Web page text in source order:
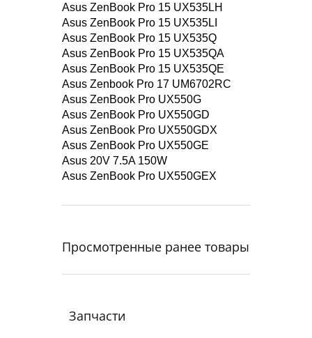
Asus ZenBook Pro 15 UX535LH
Asus ZenBook Pro 15 UX535LI
Asus ZenBook Pro 15 UX535Q
Asus ZenBook Pro 15 UX535QA
Asus ZenBook Pro 15 UX535QE
Asus Zenbook Pro 17 UM6702RC
Asus ZenBook Pro UX550G
Asus ZenBook Pro UX550GD
Asus ZenBook Pro UX550GDX
Asus ZenBook Pro UX550GE
Asus 20V 7.5A 150W
Asus ZenBook Pro UX550GEX
Просмотренные ранее товары
Запчасти